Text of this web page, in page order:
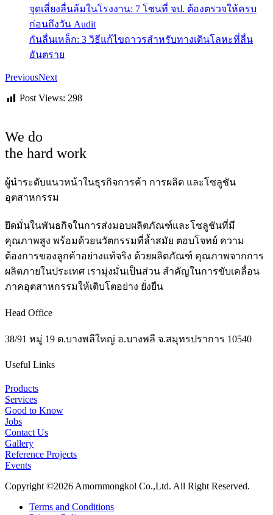
จุดเสี่ยงลื่นล้มในโรงงาน: 7 โซนที่ จป. ต้องตรวจให้ครบ
ก่อนถึงวัน Audit
กันลื่นเหล็ก: 3 วิธีแก้ไขถาวรสำหรับทางเดินโลหะที่ลื่น
อันตราย
PreviousNext
Post Views: 298
We do
the hard work
ผู้นำระดับแนวหน้าในธุรกิจการค้า การผลิต และโซลูชัน
อุตสาหกรรม
ยึดมั่นในพันธกิจในการส่งมอบผลิตภัณฑ์และโซลูชันที่มี
คุณภาพสูง พร้อมด้วยนวัตกรรมที่ล้ำสมัย ตอบโจทย์ ความ
ต้องการของลูกค้าอย่างแท้จริง ด้วยผลิตภัณฑ์ คุณภาพจากการ
ผลิตภายในประเทศ เรามุ่งมั่นเป็นส่วน สำคัญในการขับเคลื่อน
ภาคอุตสาหกรรมให้เติบโตอย่าง ยั่งยืน
Head Office
38/91 หมู่ 19 ต.บางพลีใหญ่ อ.บางพลี จ.สมุทรปราการ 10540
Useful Links
Products
Services
Good to Know
Jobs
Contact Us
Gallery
Reference Projects
Events
Copyright ©2026 Amornmongkol Co.,Ltd. All Right Reserved.
Terms and Conditions